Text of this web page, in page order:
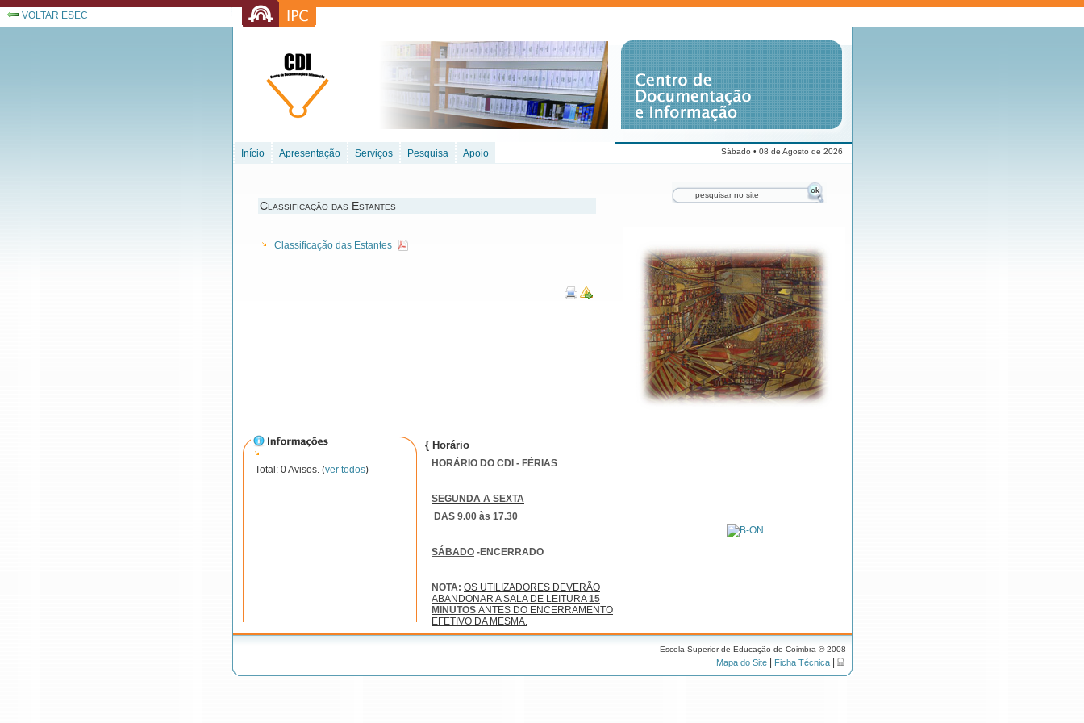
VOLTAR ESEC
Início Apresentação Serviços Pesquisa Apoio Sábado • 08 de Agosto de 2026
Classificação das Estantes
Classificação das Estantes
Total: 0 Avisos. (ver todos)
{ Horário
HORÁRIO DO CDI - FÉRIAS
SEGUNDA A SEXTA
DAS 9.00 às 17.30
SÁBADO -ENCERRADO
NOTA: OS UTILIZADORES DEVERÃO
ABANDONAR A SALA DE LEITURA15
MINUTOS ANTES DO ENCERRAMENTO
EFETIVO DA MESMA.
Escola Superior de Educação de Coimbra © 2008
Mapa do Site Ficha Técnica